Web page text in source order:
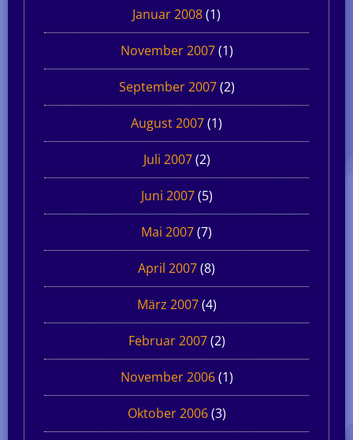
Januar 2008(1)
November 2007(1)
September 2007(2)
August 2007(1)
Juli 2007(2)
Juni 2007(5)
Mai 2007(7)
April 2007(8)
März 2007(4)
Februar 2007(2)
November 2006(1)
Oktober 2006(3)